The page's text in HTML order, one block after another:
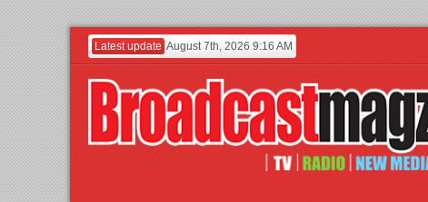
Latest update August 7th, 2026 9:16 AM